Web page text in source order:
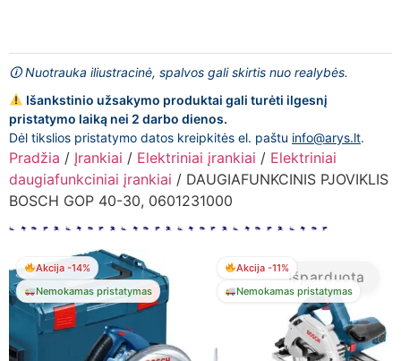
🛈 Nuotrauka iliustracinė, spalvos gali skirtis nuo realybės.
Išankstinio užsakymo produktai gali turėti ilgesnį
pristatymo laiką nei 2 darbo dienos.
Dėl tikslios pristatymo datos kreipkitės el. paštu info@arys.lt.
Pradžia / Įrankiai / Elektriniai įrankiai / Elektriniai
daugiafunkciniai įrankiai / DAUGIAFUNKCINIS PJOVIKLIS
BOSCH GOP 40-30, 0601231000
Akcija -14%
Nemokamas pristatymas
Akcija -11%
Nemokamas pristatymas
Išparduota